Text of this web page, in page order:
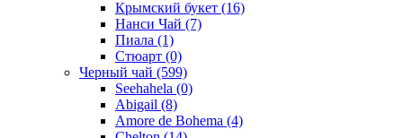
Крымский букет (16)
Нанси Чай (7)
Пиала (1)
Стюарт (0)
Черный чай (599)
Seehahela (0)
Abigail (8)
Amore de Bohema (4)